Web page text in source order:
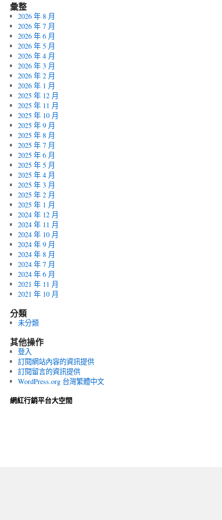
彙整
2026 年 8 月
2026 年 7 月
2026 年 6 月
2026 年 5 月
2026 年 4 月
2026 年 3 月
2026 年 2 月
2026 年 1 月
2025 年 12 月
2025 年 11 月
2025 年 10 月
2025 年 9 月
2025 年 8 月
2025 年 7 月
2025 年 6 月
2025 年 5 月
2025 年 4 月
2025 年 3 月
2025 年 2 月
2025 年 1 月
2024 年 12 月
2024 年 11 月
2024 年 10 月
2024 年 9 月
2024 年 8 月
2024 年 7 月
2024 年 6 月
2021 年 11 月
2021 年 10 月
分類
未分類
其他操作
登入
訂閱網站內容的資訊提供
訂閱留言的資訊提供
WordPress.org 台灣繁體中文
網紅行銷平台大空間